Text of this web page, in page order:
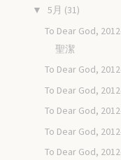
▼ 5月 (31)
To Dear God,
聖潔
To Dear God,
To Dear God,
To Dear God,
To Dear God,
To Dear God,